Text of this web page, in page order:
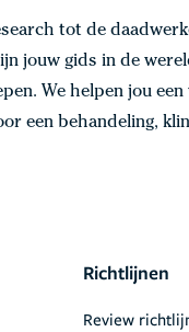
tot de
jouw gids in de
We helpen jou
een behandeling,
Richtlijnen
Review